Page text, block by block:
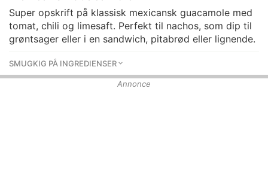
Super opskrift på klassisk mexicansk guacamole med
tomat, chili og limesaft. Perfekt til nachos, som dip til
grøntsager eller i en sandwich, pitabrød eller lignende.
SMUGKIG PÅ INGREDIENSER
Annonce